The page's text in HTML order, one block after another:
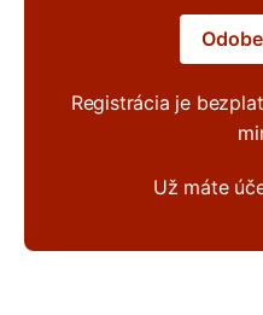
Registrácia je
Už máte